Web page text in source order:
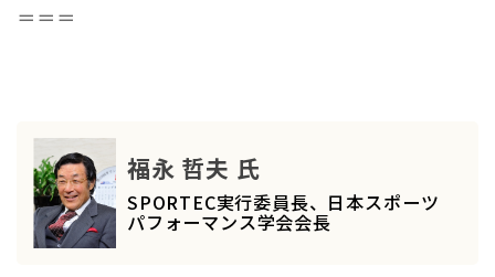
＝＝＝
福永 哲夫 氏
SPORTEC実行委員長、日本スポーツ
パフォーマンス学会会長